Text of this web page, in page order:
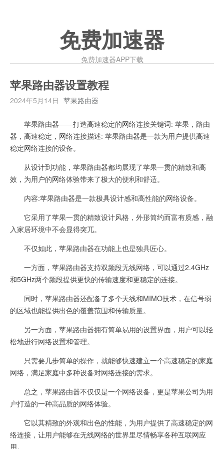
免费加速器
免费加速器APP下载
苹果路由器设置教程
2024年5月14日 苹果路由器
苹果路由器——打造高速稳定的网络连接关键词: 苹果，路由
器，高速稳定，网络连接描述: 苹果路由器是一款为用户提供高速
稳定网络连接的设备。
从设计到功能，苹果路由器都均展现了苹果一贯的精致和高
效，为用户的网络体验带来了极大的便利和舒适。
内容:苹果路由器是一款极具设计感和高性能的网络设备。
它采用了苹果一贯的精致设计风格，外形简约而富有质感，融
入家居环境中不会显得突兀。
不仅如此，苹果路由器在功能上也是独具匠心。
一方面，苹果路由器支持双频段无线网络，可以通过2.4GHz
和5GHz两个频段提供更快的传输速度和更稳定的连接。
同时，苹果路由器还配备了多个天线和MIMO技术，在信号弱
的区域也能提供出色的覆盖范围和传输质量。
另一方面，苹果路由器拥有简单易用的设置界面，用户可以轻
松地进行网络设置和管理。
只需要几步简单的操作，就能够快速建立一个高速稳定的家庭
网络，满足家庭中多种设备对网络连接的需求。
总之，苹果路由器不仅仅是一个网络设备，更是苹果公司为用
户打造的一种高品质的网络体验。
它以其精致的外观和出色的性能，为用户提供了高速稳定的网
络连接，让用户能够在无线网络的世界里尽情畅享各种互联网应
用。